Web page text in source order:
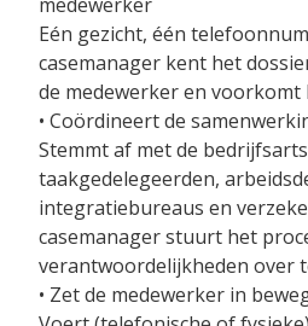
Eén gezicht, één
casemanager kent het
de medewerker en voorkomt
• Coördineert de
Stemmt af met de
taakgedelegeerden,
integratiebureaus en
casemanager stuurt het
verantwoordelijkheden over
• Zet de medewerker in